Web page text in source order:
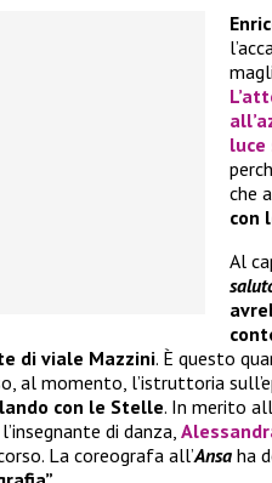
luce
che
con
Al
di viale Mazzini. È questo
al momento, l’istruttoria
con le Stelle. In merito
di danza,
La coreografa all’Ansa ha